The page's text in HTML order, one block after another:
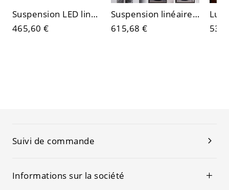
Suspension LED linéaire contemporaine style albâtre, lustre réglable pour îlot de cuisine
465,60 €
Suspension linéaire minimaliste style albâtre, rectangulaire contemporaine avec accents en laiton
615,68 €
Suivi de commande
Informations sur la société